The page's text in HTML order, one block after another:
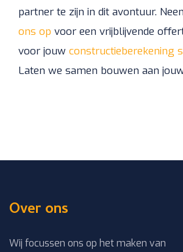
partner te zijn in dit avontuur.
ons op voor een vrijblijvende
voor jouw constructieberekening
Laten we samen bouwen aan
Over ons
Wij focussen ons op het maken van